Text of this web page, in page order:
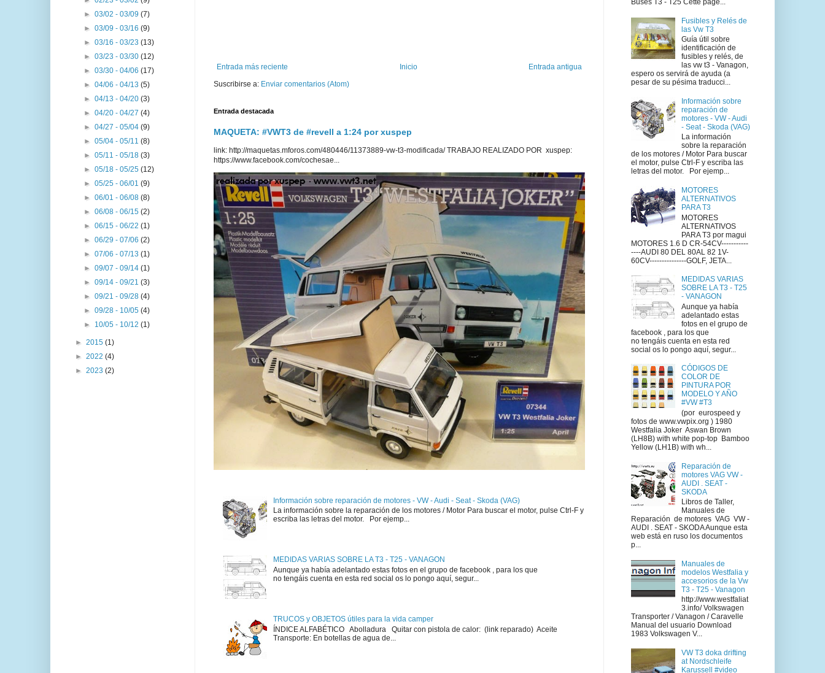
Entrada más reciente Entrada antigua
Inicio
Suscribirse a: Enviar comentarios (Atom)
Entrada destacada
MAQUETA: #VWT3 de #revell a 1:24 por xuspep
link: http://maquetas.mforos.com/480446/11373889-vw-t3-modificada/ TRABAJO REALIZADO POR xuspep:
https://www.facebook.com/cochesae...
Información sobre reparación de motores - VW - Audi - Seat - Skoda (VAG)
La información sobre la reparación de los motores / Motor Para buscar el motor, pulse Ctrl-F y
escriba las letras del motor. Por ejemp...
MEDIDAS VARIAS SOBRE LA T3 - T25 - VANAGON
Aunque ya había adelantado estas fotos en el grupo de facebook , para los que
no tengáis cuenta en esta red social os lo pongo aquí, segur...
TRUCOS y OBJETOS útiles para la vida camper
ÍNDICE ALFABÉTICO Abolladura Quitar con pistola de calor: (link reparado) Aceite
Transporte: En botellas de agua de...
►03/02 - 03/09(7)
►03/09 - 03/16(9)
►03/16 - 03/23(13)
►03/23 - 03/30(12)
►03/30 - 04/06(17)
►04/06 - 04/13(5)
►04/13 - 04/20(3)
►04/20 - 04/27(4)
►04/27 - 05/04(9)
►05/04 - 05/11(8)
►05/11 - 05/18(3)
►05/18 - 05/25(12)
►05/25 - 06/01(9)
►06/01 - 06/08(8)
►06/08 - 06/15(2)
►06/15 - 06/22(1)
►06/29 - 07/06(2)
►07/06 - 07/13(1)
►09/07 - 09/14(1)
►09/14 - 09/21(3)
►09/21 - 09/28(4)
►09/28 - 10/05(4)
► 10/05 - 10/12(1)
► 2015 (1)
► 2022 (4)
► 2023 (2)
Buses T3 - T25 Cette page...
Fusibles y Relés de
las Vw T3
Guía útil sobre
identificación de
fusibles y relés, de
las vw t3 - Vanagon,
espero os servirá de ayuda (a
pesar de su pésima traducci...
Información sobre
reparación de
motores - VW - Audi
- Seat - Skoda (VAG)
La información
sobre la reparación
de los motores / Motor Para buscar
el motor, pulse Ctrl-F y escriba las
letras del motor. Por ejemp...
MOTORES
ALTERNATIVOS
PARA T3
MOTORES
ALTERNATIVOS
PARA T3 por magui
MOTORES 1.6 D CR-54CV-----------
----AUDI 80 DEL 80AL 82 1V-
60CV---------------GOLF, JETA...
MEDIDAS VARIAS
SOBRE LA T3 - T25
- VANAGON
Aunque ya había
adelantado estas
fotos en el grupo de
facebook , para los que
no tengáis cuenta en esta red
social os lo pongo aquí, segur...
CÓDIGOS DE
COLOR DE
PINTURA POR
MODELO Y AÑO
#VW #T3
(por eurospeed y
fotos de www.vwpix.org ) 1980
Westfalia Joker Aswan Brown
(LH8B) with white pop-top Bamboo
Yellow (LH1B) with wh...
Reparación de
motores VAG VW -
AUDI . SEAT -
SKODA
Libros de Taller,
Manuales de
Reparación de motores VAG VW -
AUDI . SEAT - SKODA Aunque esta
web está en ruso los documentos
p...
Manuales de
modelos Westfalia y
accesorios de la Vw
T3 - T25 - Vanagon
http://www.westfaliat
3.info/ Volkswagen
Transporter / Vanagon / Caravelle
Manual del usuario Download
1983 Volkswagen V...
VW T3 doka drifting
at Nordschleife
Karussell #video